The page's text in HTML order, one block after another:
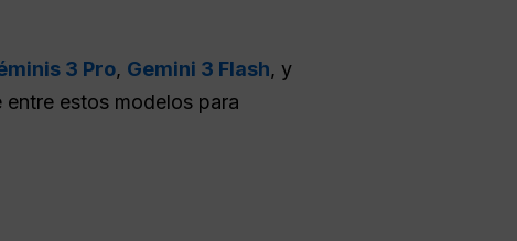
3 Pro, Gemini 3 Flash, y
entre estos modelos para